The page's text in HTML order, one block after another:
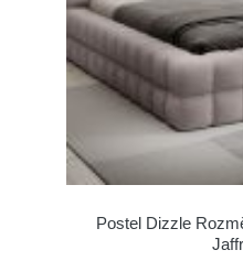
Postel Dizzle